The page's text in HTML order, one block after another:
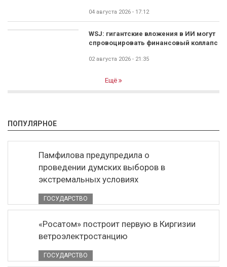
04 августа 2026 - 17:12
WSJ: гигантские вложения в ИИ могут
спровоцировать финансовый коллапс
02 августа 2026 - 21:35
Ещё
ПОПУЛЯРНОЕ
Памфилова предупредила о
проведении думских выборов в
экстремальных условиях
ГОСУДАРСТВО
«Росатом» построит первую в Киргизии
ветроэлектростанцию
ГОСУДАРСТВО